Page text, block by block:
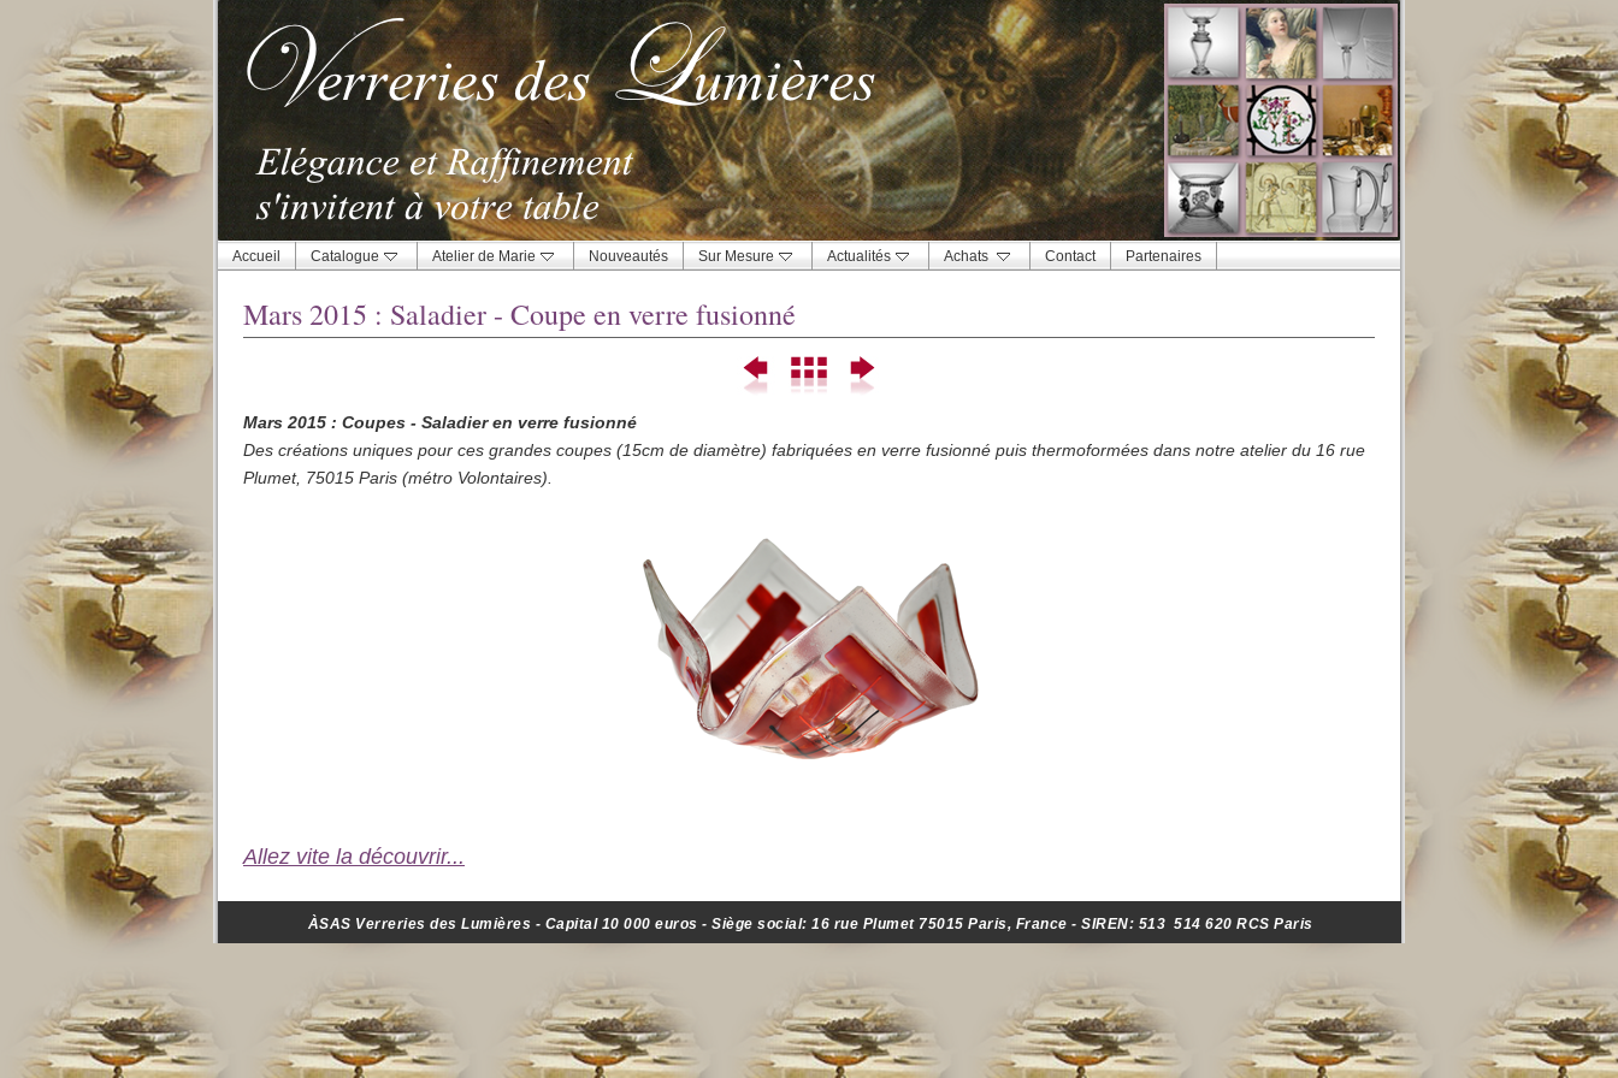
Accueil Catalogue Atelier de Marie Nouveautés Sur Mesure Actualités Achats Contact Partenaires
Mars 2015 : Saladier - Coupe en verre fusionné
Mars 2015 : Coupes - Saladier en verre fusionné
Des créations uniques pour ces grandes coupes (15cm de diamètre) fabriquées en verre fusionné puis thermoformées dans notre atelier du 16 rue
Plumet, 75015 Paris (métro Volontaires).
Allez vite la découvrir...
ÀSAS Verreries des Lumières - Capital 10 000 euros - Siège social: 16 rue Plumet 75015 Paris, France - SIREN: 513 514 620 RCS Paris